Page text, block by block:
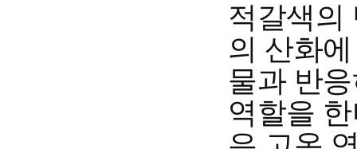
적갈색의
의 산화
물과 반
역할을